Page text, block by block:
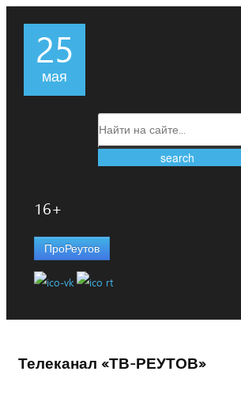
16+
ПроРеутов
Телеканал «ТВ-РЕУТОВ»
25
мая